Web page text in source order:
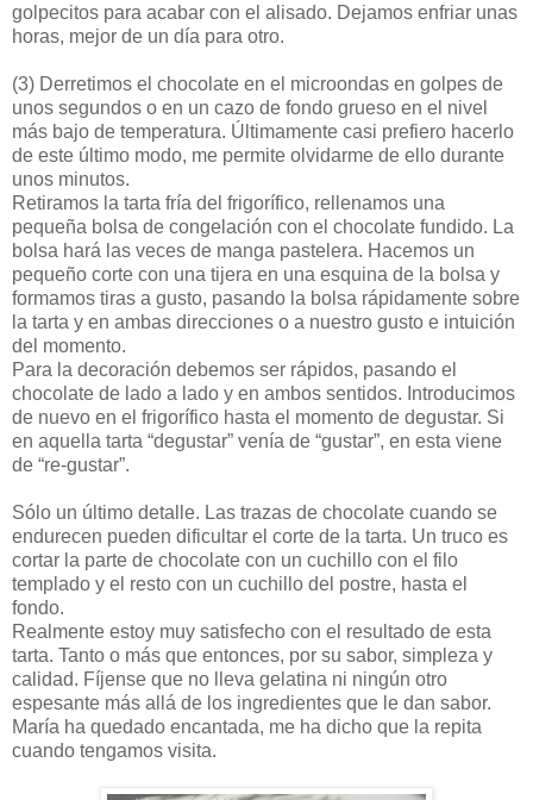
golpecitos para acabar con el alisado. Dejamos enfriar unas
horas, mejor de un día para otro.
(3) Derretimos el chocolate en el microondas en golpes de
unos segundos o en un cazo de fondo grueso en el nivel
más bajo de temperatura. Últimamente casi prefiero hacerlo
de este último modo, me permite olvidarme de ello durante
unos minutos.
Retiramos la tarta fría del frigorífico, rellenamos una
pequeña bolsa de congelación con el chocolate fundido. La
bolsa hará las veces de manga pastelera. Hacemos un
pequeño corte con una tijera en una esquina de la bolsa y
formamos tiras a gusto, pasando la bolsa rápidamente sobre
la tarta y en ambas direcciones o a nuestro gusto e intuición
del momento.
Para la decoración debemos ser rápidos, pasando el
chocolate de lado a lado y en ambos sentidos. Introducimos
de nuevo en el frigorífico hasta el momento de degustar. Si
en aquella tarta “degustar” venía de “gustar”, en esta viene
de “re-gustar”.
Sólo un último detalle. Las trazas de chocolate cuando se
endurecen pueden dificultar el corte de la tarta. Un truco es
cortar la parte de chocolate con un cuchillo con el filo
templado y el resto con un cuchillo del postre, hasta el
fondo.
Realmente estoy muy satisfecho con el resultado de esta
tarta. Tanto o más que entonces, por su sabor, simpleza y
calidad. Fíjense que no lleva gelatina ni ningún otro
espesante más allá de los ingredientes que le dan sabor.
María ha quedado encantada, me ha dicho que la repita
cuando tengamos visita.